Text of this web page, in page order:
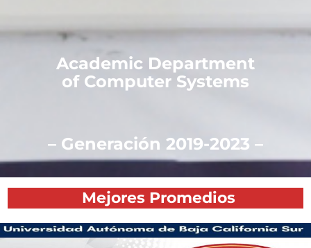
Academic Department
of Computer Systems
– Generación 2019-2023 –
Mejores Promedios